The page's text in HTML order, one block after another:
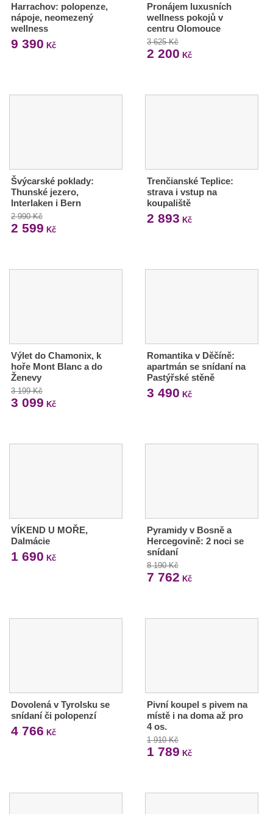
Harrachov: polopenze,
nápoje, neomezený
wellness
9 390 Kč
Pronájem luxusních
wellness pokojů v
centru Olomouce
3 625 Kč
2 200 Kč
Švýcarské poklady:
Thunské jezero,
Interlaken i Bern
2 990 Kč
2 599 Kč
Trenčianské Teplice:
strava i vstup na
koupaliště
2 893 Kč
Výlet do Chamonix, k
hoře Mont Blanc a do
Ženevy
3 199 Kč
3 099 Kč
Romantika v Děčíně:
apartmán se snídaní na
Pastýřské stěně
3 490 Kč
VÍKEND U MOŘE,
Dalmácie
1 690 Kč
Pyramidy v Bosně a
Hercegovině: 2 noci se
snídaní
8 190 Kč
7 762 Kč
Dovolená v Tyrolsku se
snídaní či polopenzí
4 766 Kč
Pivní koupel s pivem na
místě i na doma až pro
4 os.
1 910 Kč
1 789 Kč